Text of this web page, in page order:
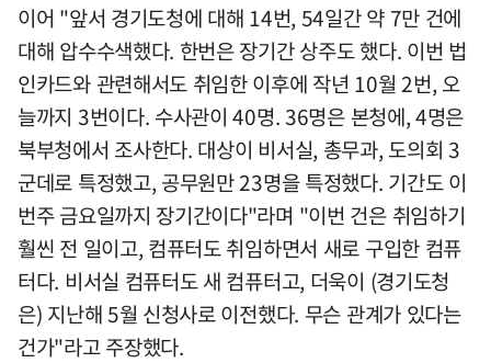
이어 "앞서 경기도청에 대해 14번, 54일간 약 7만 건에
대해 압수수색했다. 한번은 장기간 상주도 했다. 이번 법
인카드와 관련해서도 취임한 이후에 작년 10월 2번, 오
늘까지 3번이다. 수사관이 40명. 36명은 본청에, 4명은
북부청에서 조사한다. 대상이 비서실, 총무과, 도의회 3
군데로 특정했고, 공무원만 23명을 특정했다. 기간도 이
번주 금요일까지 장기간이다"라며 "이번 건은 취임하기
훨씬 전 일이고, 컴퓨터도 취임하면서 새로 구입한 컴퓨
터다. 비서실 컴퓨터도 새 컴퓨터고, 더욱이 (경기도청
은) 지난해 5월 신청사로 이전했다. 무슨 관계가 있다는
건가"라고 주장했다.